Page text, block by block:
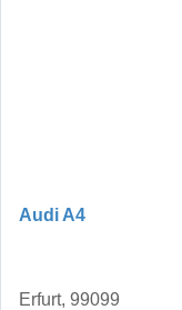
Audi A4
Erfurt, 99099